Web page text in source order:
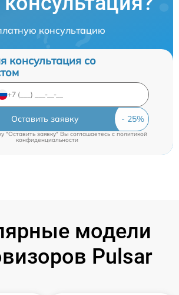
консультацию
консультация со
Оставить заявку
"Оставить заявку" Вы соглашаетесь cполитикой
конфиденциальности
модели
Pulsar